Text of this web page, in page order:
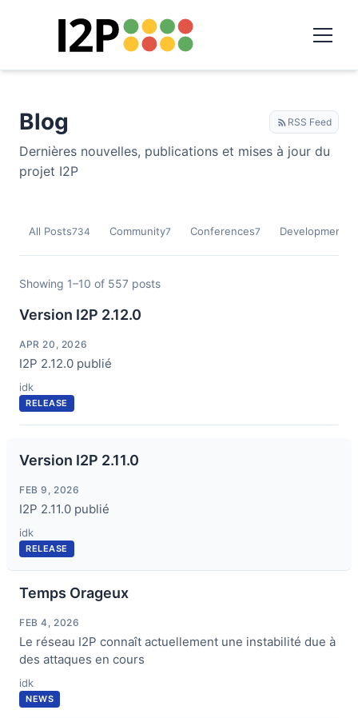
Blog RSS Feed
Dernières nouvelles, publications et mises à jour du
projet I2P
All Posts734 Community7 Conferences7 Development
Showing 1–10 of 557 posts
Version I2P 2.12.0
APR 20, 2026
I2P 2.12.0 publié
idk
RELEASE
Version I2P 2.11.0
FEB 9, 2026
I2P 2.11.0 publié
idk
RELEASE
Temps Orageux
FEB 4, 2026
Le réseau I2P connaît actuellement une instabilité due à
des attaques en cours
idk
NEWS